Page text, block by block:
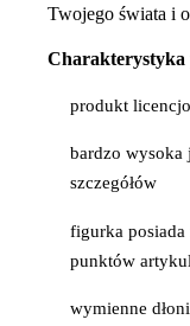
Twojego świata i
produkt
bardzo wysoka
szczegółów
figurka posiada
punktów
wymienne